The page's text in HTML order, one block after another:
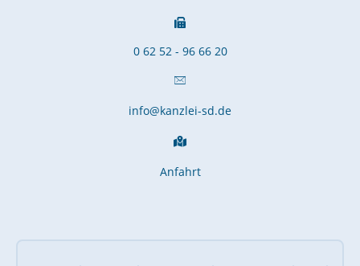
0 62 52 - 96 66 20
info@kanzlei-sd.de
Anfahrt